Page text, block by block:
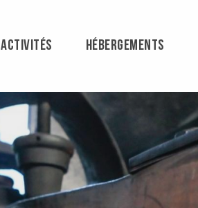
ACTIVITÉS HÉBERGEMENTS